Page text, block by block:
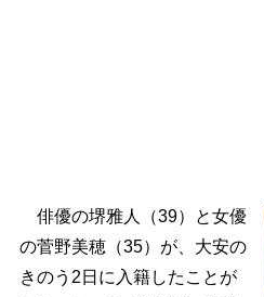
俳優の堺雅人（39）と女優
の菅野美穂（35）が、大安の
きのう2日に入籍したことが